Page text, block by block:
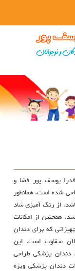
یوسف پور فضا و
شده است. همانطور
از رنگ آمیزی شاد
همچنین از امکانات
که برای دندان
متفاوت است. این
دندان پزشکی طراحی
دندان پزشکی ویژه